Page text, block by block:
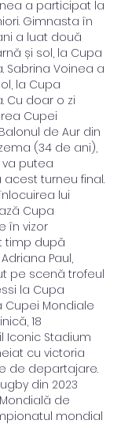
a participat la
Gimnasta în
a luat două
și sol, la Cupa
Sabrina Voinea a
la Cupa
Cu doar o zi
Cupei
de Aur din
(34 de ani),
putea
turneu final.
lui
Cupa
în vizor
timp după
Paul,
pe scenă trofeul
la Cupa
Cupei Mondiale
18
Iconic Stadium
cu victoria
de departajare.
din 2023
de
mondial